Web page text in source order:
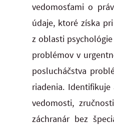
vedomosťami o
údaje, ktoré získa
z oblasti psychológie
problémov v
poslucháčstva
riadenia.
vedomosti,
záchranár bez